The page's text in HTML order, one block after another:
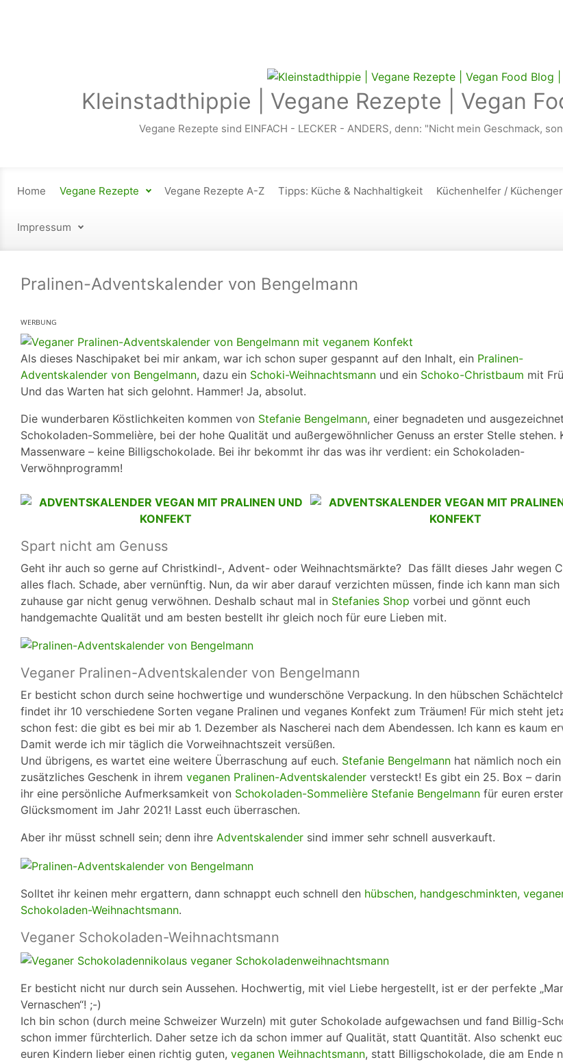
Kleinstadthippie | Vegane Rezepte | Vegan
Vegane Rezepte sind EINFACH - LECKER - ANDERS, denn: "Nicht mein Geschmack,
Home Vegane Rezepte Vegane Rezepte A-Z Tipps: Küche & Nachhaltigkeit Küchenhelfer /
Impressum
Pralinen-Adventskalender von Bengelmann
ᵂᴱᴿᴮᵁᴺᴳ
Als dieses Naschipaket bei mir ankam, war ich schon super gespannt auf den Inhalt, ein Pralinen-
Adventskalender von Bengelmann, dazu ein Schoki-Weihnachtsmann und ein Schoko-Christbaum mit
Und das Warten hat sich gelohnt. Hammer! Ja, absolut.
Die wunderbaren Köstlichkeiten kommen von Stefanie Bengelmann, einer begnadeten und
Schokoladen-Sommelière, bei der hohe Qualität und außergewöhnlicher Genuss an erster Stelle stehen.
Massenware – keine Billigschokolade. Bei ihr bekommt ihr das was ihr verdient: ein Schokoladen-
Verwöhnprogramm!
Spart nicht am Genuss
Geht ihr auch so gerne auf Christkindl-, Advent- oder Weihnachtsmärkte? Das fällt dieses Jahr wegen
alles flach. Schade, aber vernünftig. Nun, da wir aber darauf verzichten müssen, finde ich kann man sich
zuhause gar nicht genug verwöhnen. Deshalb schaut mal in Stefanies Shop vorbei und gönnt euch
handgemachte Qualität und am besten bestellt ihr gleich noch für eure Lieben mit.
Veganer Pralinen-Adventskalender von Bengelmann
Er besticht schon durch seine hochwertige und wunderschöne Verpackung. In den hübschen
findet ihr 10 verschiedene Sorten vegane Pralinen und veganes Konfekt zum Träumen! Für mich steht
schon fest: die gibt es bei mir ab 1. Dezember als Nascherei nach dem Abendessen. Ich kann es kaum
Damit werde ich mir täglich die Vorweihnachtszeit versüßen.
Und übrigens, es wartet eine weitere Überraschung auf euch. Stefanie Bengelmann hat nämlich noch ein
zusätzliches Geschenk in ihrem veganen Pralinen-Adventskalender versteckt! Es gibt ein 25. Box –
ihr eine persönliche Aufmerksamkeit von Schokoladen-Sommelière Stefanie Bengelmann für euren
Glücksmoment im Jahr 2021! Lasst euch überraschen.
Aber ihr müsst schnell sein; denn ihre Adventskalender sind immer sehr schnell ausverkauft.
Solltet ihr keinen mehr ergattern, dann schnappt euch schnell den hübschen, handgeschminkten,
Schokoladen-Weihnachtsmann.
Veganer Schokoladen-Weihnachtsmann
Er besticht nicht nur durch sein Aussehen. Hochwertig, mit viel Liebe hergestellt, ist er der perfekte
Vernaschen“! ;-)
Ich bin schon (durch meine Schweizer Wurzeln) mit guter Schokolade aufgewachsen und fand Billig-
schon immer fürchterlich. Daher setze ich da schon immer auf Qualität, statt Quantität. Also schenkt
euren Kindern lieber einen richtig guten, veganen Weihnachtsmann, statt Billigschokolade, die am Ende